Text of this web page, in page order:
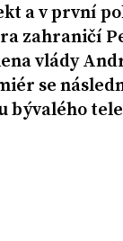
a v první
zahraničí
vlády
se
bývalého